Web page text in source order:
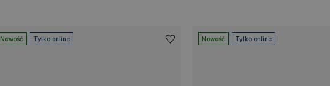
Nowość Tylko online Nowość Tylko online